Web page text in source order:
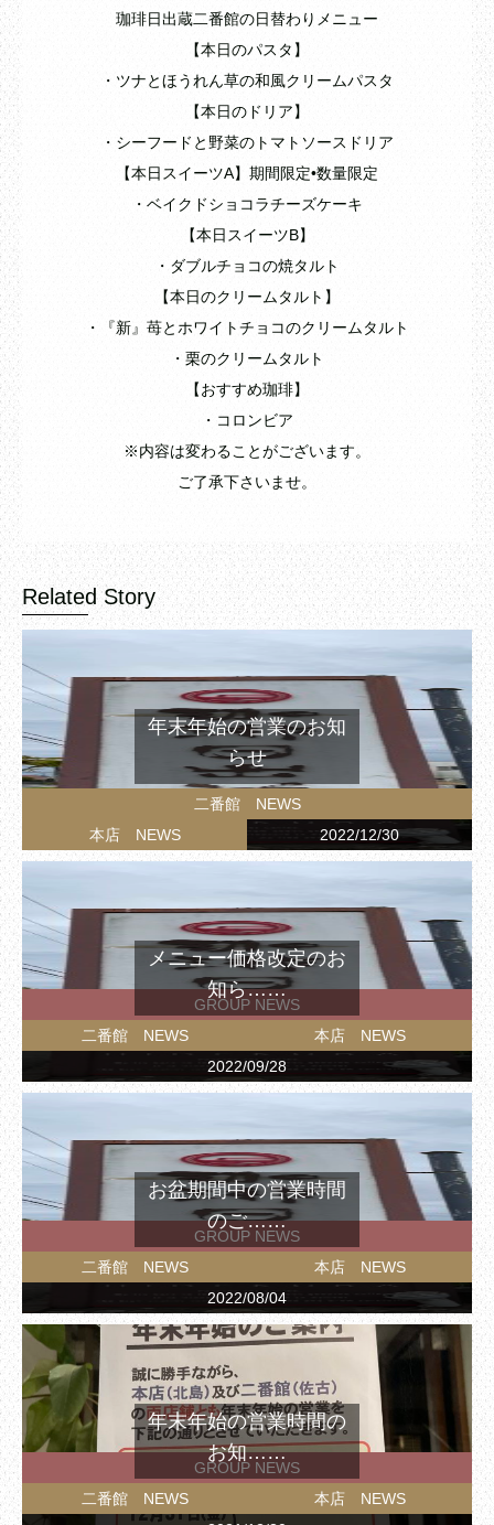
珈琲日出蔵二番館の日替わりメニュー
【本日のパスタ】
・ツナとほうれん草の和風クリームパスタ
【本日のドリア】
・シーフードと野菜のトマトソースドリア
【本日スイーツA】期間限定•数量限定
・ベイクドショコラチーズケーキ
【本日スイーツB】
・ダブルチョコの焼タルト
【本日のクリームタルト】
・『新』苺とホワイトチョコのクリームタルト
・栗のクリームタルト
【おすすめ珈琲】
・コロンビア
※内容は変わることがございます。
ご了承下さいませ。
Related Story
二番館 NEWS
本店 NEWS
2022/12/30
年末年始の営業のお知
らせ
GROUP NEWS
二番館 NEWS
本店 NEWS
2022/09/28
メニュー価格改定のお
知ら……
GROUP NEWS
二番館 NEWS
本店 NEWS
2022/08/04
お盆期間中の営業時間
のご……
GROUP NEWS
二番館 NEWS
本店 NEWS
年末年始の営業時間の
お知……